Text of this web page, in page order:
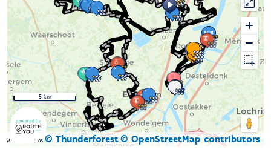
Kaartgegevens © Thunderforest© OpenStreetMap contributors
5 km